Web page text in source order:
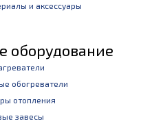
и аксессуары
оборудование
обогреватели
отопления
завесы